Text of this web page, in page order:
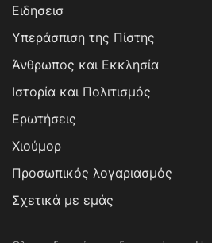
Ειδησεισ
Υπεράσπιση της Πίστης
Άνθρωπος και Εκκλησία
Ιστορία και Πολιτισμός
Ερωτήσεις
Χιούμορ
Προσωπικός λογαριασμός
Σχετικά με εμάς